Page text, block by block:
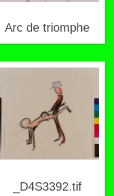
Arc de triomphe
_D4S3392.tif